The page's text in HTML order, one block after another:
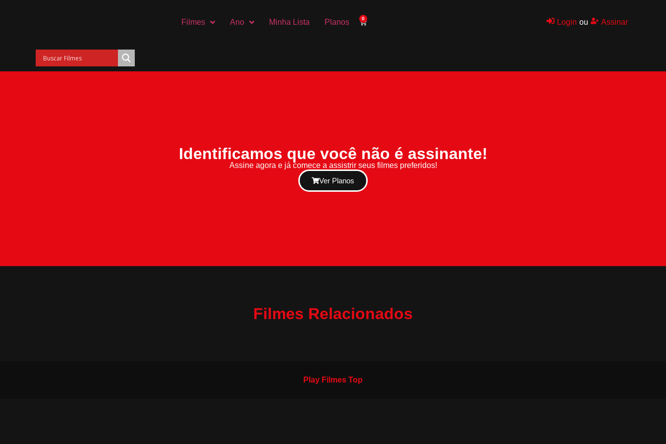
Filmes Ano Minha Lista Planos 0 Login ou Assinar
Identificamos que você não é assinante!
Assine agora e já comece a assistrir seus filmes preferidos!
Ver Planos
Filmes Relacionados
Play Filmes Top